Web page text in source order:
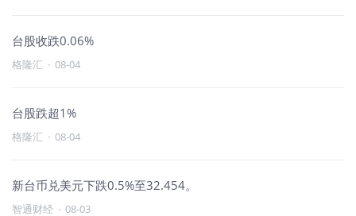
台股收跌0.06%
格隆汇 · 08-04
台股跌超1%
格隆汇 · 08-04
新台币兑美元下跌0.5%至32.454。
智通财经 · 08-03